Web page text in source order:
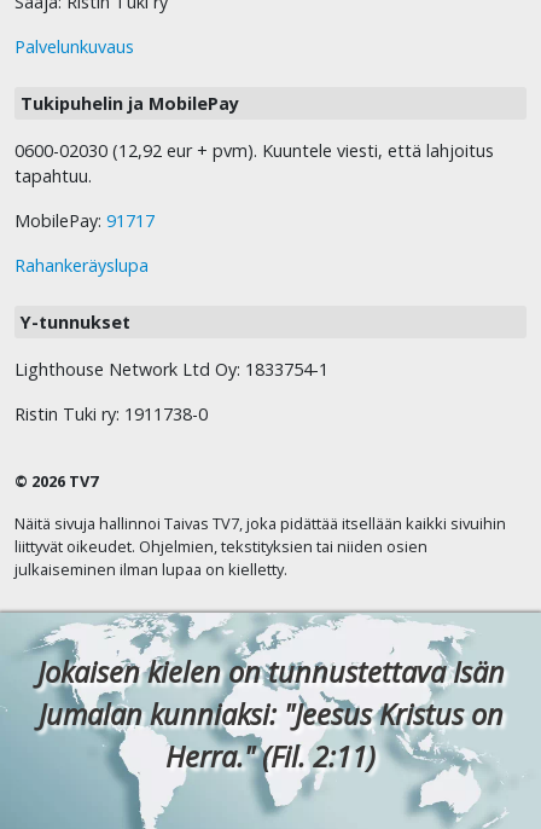
Palvelunkuvaus
Tukipuhelin ja MobilePay
0600-02030 (12,92 eur + pvm). Kuuntele viesti, että lahjoitus
tapahtuu.
MobilePay: 91717
Rahankeräyslupa
Y-tunnukset
Lighthouse Network Ltd Oy: 1833754-1
Ristin Tuki ry: 1911738-0
© 2026 TV7
Näitä sivuja hallinnoi Taivas TV7, joka pidättää itsellään kaikki sivuihin
liittyvät oikeudet. Ohjelmien, tekstityksien tai niiden osien
julkaiseminen ilman lupaa on kielletty.
Jokaisen kielen on tunnustettava Isän
Jumalan kunniaksi: "Jeesus Kristus on
Herra." (Fil. 2:11)